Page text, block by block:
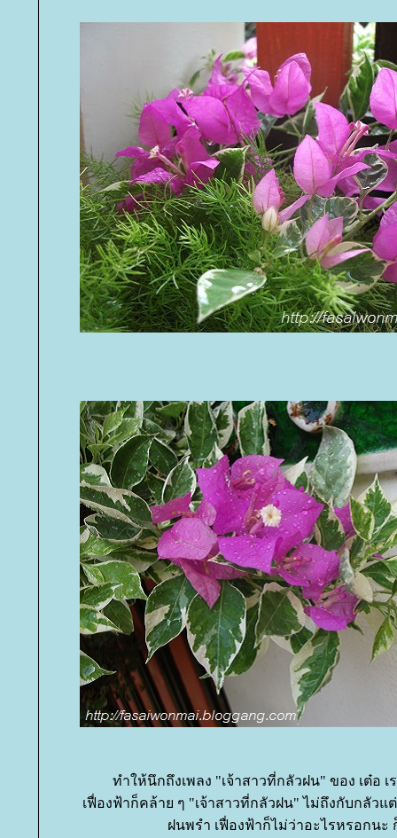
ทำให้นึกถึงเพลง "เจ้าสาวที่กลัวฝน" ของ เต๋อ
เฟื่องฟ้าก็คล้าย ๆ "เจ้าสาวที่กลัวฝน" ไม่ถึงกับกลัวแ
ฝนพรำ เฟื่องฟ้าก็ไม่ว่าอะไรหรอกนะ